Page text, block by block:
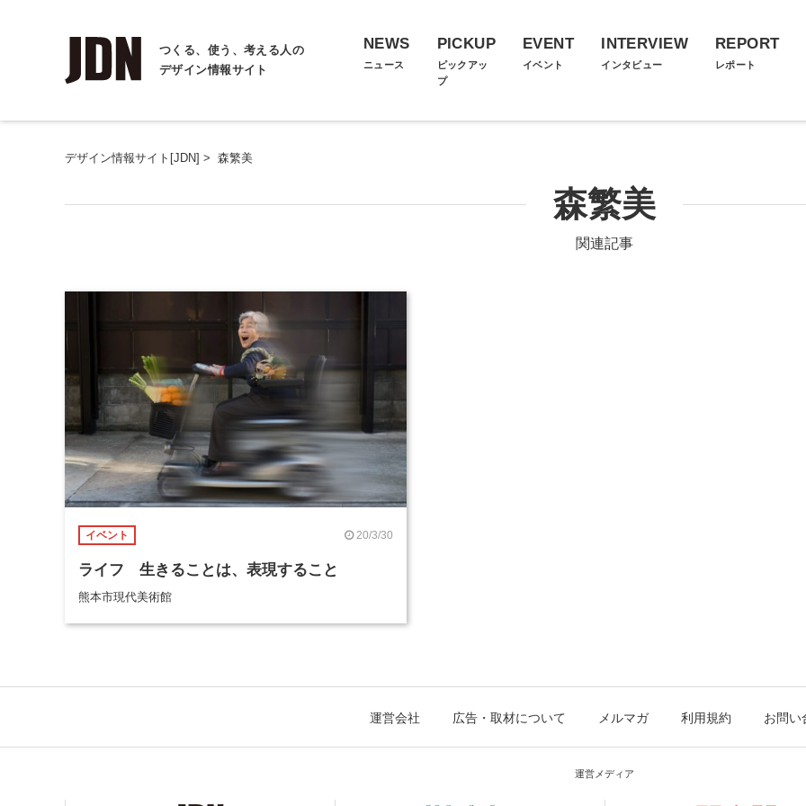
つくる、使う、考える人の
デザイン情報サイト
NEWS
ニュース
PICKUP
ピックアッ
プ
EVENT
イベント
INTERVIEW
インタビュー
REPORT
レポート
デザイン情報サイト[JDN] > 森繁美
森繁美
関連記事
イベント 20/3/30
ライフ 生きることは、表現すること
熊本市現代美術館
運営会社 広告・取材について メルマガ 利用規約 お問い
運営メディア